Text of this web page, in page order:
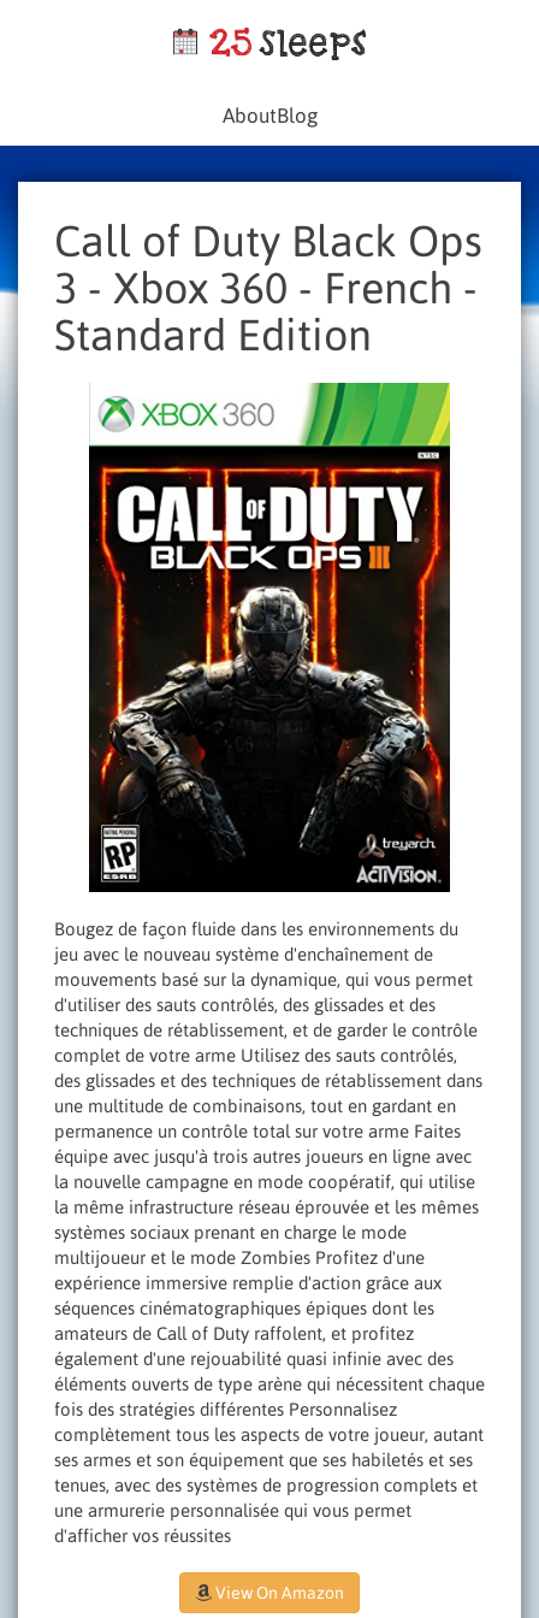
AboutBlog
Call of Duty Black Ops
3 - Xbox 360 - French -
Standard Edition
Bougez de façon fluide dans les environnements du
jeu avec le nouveau système d'enchaînement de
mouvements basé sur la dynamique, qui vous permet
d'utiliser des sauts contrôlés, des glissades et des
techniques de rétablissement, et de garder le contrôle
complet de votre arme Utilisez des sauts contrôlés,
des glissades et des techniques de rétablissement dans
une multitude de combinaisons, tout en gardant en
permanence un contrôle total sur votre arme Faites
équipe avec jusqu'à trois autres joueurs en ligne avec
la nouvelle campagne en mode coopératif, qui utilise
la même infrastructure réseau éprouvée et les mêmes
systèmes sociaux prenant en charge le mode
multijoueur et le mode Zombies Profitez d'une
expérience immersive remplie d'action grâce aux
séquences cinématographiques épiques dont les
amateurs de Call of Duty raffolent, et profitez
également d'une rejouabilité quasi infinie avec des
éléments ouverts de type arène qui nécessitent chaque
fois des stratégies différentes Personnalisez
complètement tous les aspects de votre joueur, autant
ses armes et son équipement que ses habiletés et ses
tenues, avec des systèmes de progression complets et
une armurerie personnalisée qui vous permet
d'afficher vos réussites
View On Amazon